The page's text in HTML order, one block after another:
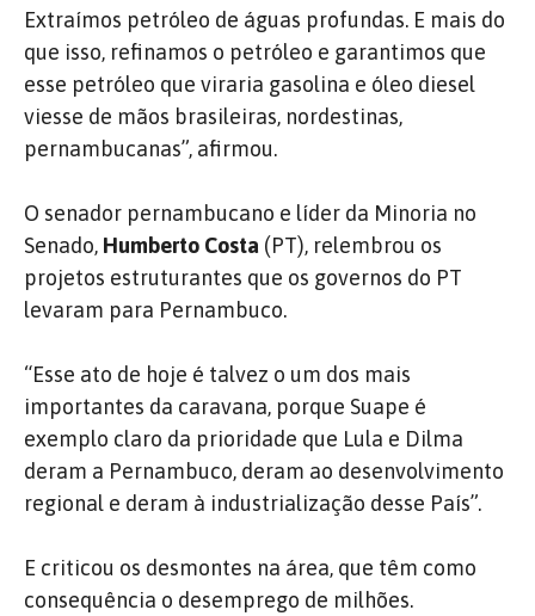
Extraímos petróleo de águas profundas. E mais do
que isso, refinamos o petróleo e garantimos que
esse petróleo que viraria gasolina e óleo diesel
viesse de mãos brasileiras, nordestinas,
pernambucanas”, afirmou.
O senador pernambucano e líder da Minoria no
Senado, Humberto Costa (PT), relembrou os
projetos estruturantes que os governos do PT
levaram para Pernambuco.
“Esse ato de hoje é talvez o um dos mais
importantes da caravana, porque Suape é
exemplo claro da prioridade que Lula e Dilma
deram a Pernambuco, deram ao desenvolvimento
regional e deram à industrialização desse País”.
E criticou os desmontes na área, que têm como
consequência o desemprego de milhões.